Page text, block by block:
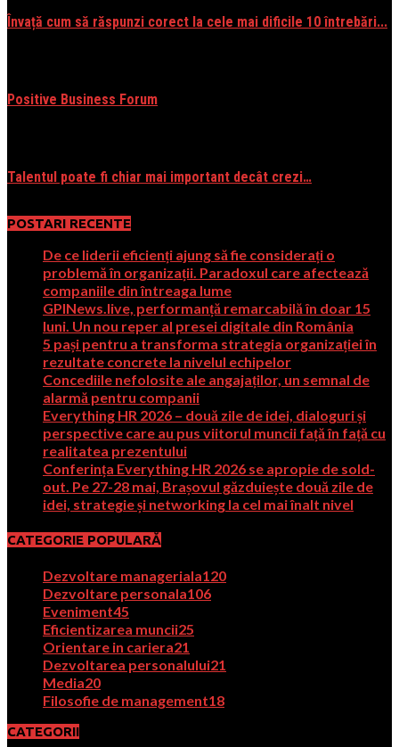
Învață cum să răspunzi corect la cele mai dificile 10 întrebări...
Positive Business Forum
Talentul poate fi chiar mai important decât crezi…
POSTARI RECENTE
De ce liderii eficienți ajung să fie considerați o
problemă în organizații. Paradoxul care afectează
companiile din întreaga lume
GPINews.live, performanță remarcabilă în doar 15
luni. Un nou reper al presei digitale din România
5 pași pentru a transforma strategia organizației în
rezultate concrete la nivelul echipelor
Concediile nefolosite ale angajaților, un semnal de
alarmă pentru companii
Everything HR 2026 – două zile de idei, dialoguri și
perspective care au pus viitorul muncii față în față cu
realitatea prezentului
Conferința Everything HR 2026 se apropie de sold-
out. Pe 27-28 mai, Brașovul găzduiește două zile de
idei, strategie și networking la cel mai înalt nivel
CATEGORIE POPULARĂ
Dezvoltare manageriala120
Dezvoltare personala106
Eveniment45
Eficientizarea muncii25
Orientare in cariera21
Dezvoltarea personalului21
Media20
Filosofie de management18
CATEGORII